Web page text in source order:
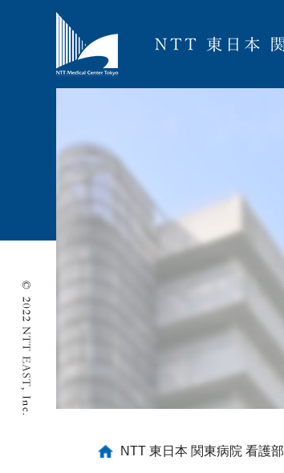
NTT 東日本 関東病院 看護部